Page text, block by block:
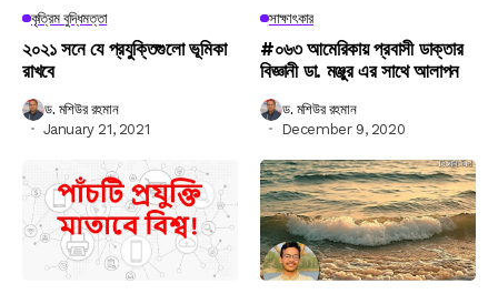
কৃত্রিম বুদ্ধিমত্তা
২০২১ সনে যে প্রযুক্তিগুলো ভূমিকা
রাখবে
ড. মশিউর রহমান
January 21, 2021
সাক্ষাৎকার
#০৬৩ আমেরিকায় প্রবাসী ডাক্তার
বিজ্ঞানী ডা. মঞ্জুর এর সাথে আলাপন
ড. মশিউর রহমান
December 9, 2020